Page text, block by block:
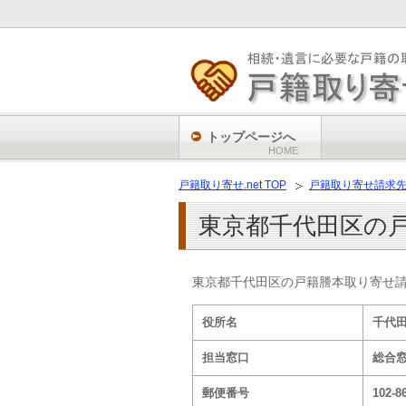
トップページへ
HOME
戸籍取り寄せ.net TOP 戸籍取り寄せ請求先
東京都千代田区の
東京都千代田区の戸籍謄本取り寄せ
役所名 千代
担当窓口 総合
郵便番号 102-